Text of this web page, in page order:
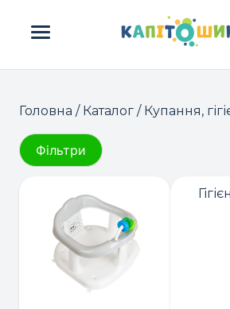
ПОШУК
Головна / Каталог / Купання,
Фільтри